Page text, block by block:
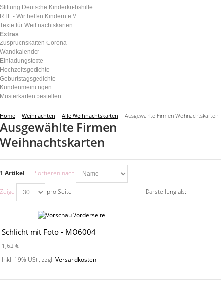
Stiftung Deutsche Kinderkrebshilfe
RTL - Wir helfen Kindern e.V.
Texte für Weihnachtskarten
Extras
Zuspruchskarten Corona
Wandkalender
Einladungstexte
Hochzeitsgedichte
Geburtstagsgedichte
Kundenmeinungen
Musterkarten bestellen
Home Weihnachten Alle Weihnachtskarten Ausgewählte Firmen Weihnachtskarten
Ausgewählte Firmen
Weihnachtskarten
1 Artikel Sortieren nach
Zeige pro Seite Darstellung als:
Schlicht mit Foto - MO6004
1,62 €
Inkl. 19% USt.,zzgl.Versandkosten